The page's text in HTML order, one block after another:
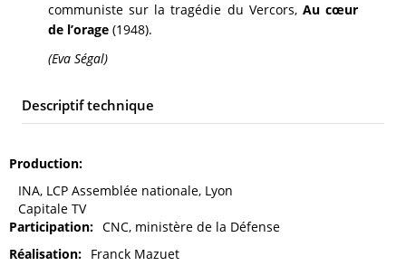
communiste sur la tragédie du Vercors, Au cœur
de l’orage(1948).
(Eva Ségal)
Descriptif technique
Production
INA, LCP Assemblée nationale, Lyon
Capitale TV
Participation
CNC, ministère de la Défense
Réalisation
Franck Mazuet